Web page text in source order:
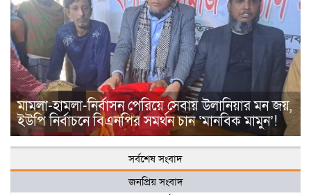
মামলা-হামলা-নির্বাসন পেরিয়ে সেবায় উলানিয়ার মন জয়,
ইউপি নির্বাচনে বিএনপির সমর্থন চান ‘মানবিক মামুন’!
সর্বশেষ সংবাদ
জনপ্রিয় সংবাদ